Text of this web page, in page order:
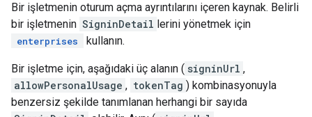
Bir işletmenin oturum açma ayrıntılarını içeren kaynak. Belirli
bir işletmenin SigninDetail lerini yönetmek için
enterprises kullanın.
Bir işletme için, aşağıdaki üç alanın ( signinUrl ,
allowPersonalUsage , tokenTag ) kombinasyonuyla
benzersiz şekilde tanımlanan herhangi bir sayıda